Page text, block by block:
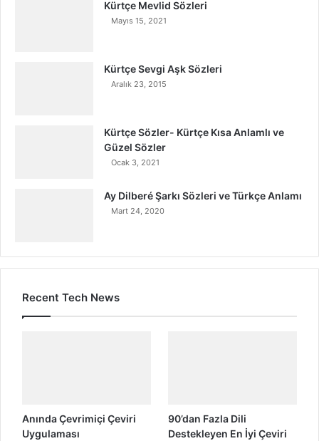
Kürtçe Mevlid Sözleri
Mayıs 15, 2021
Kürtçe Sevgi Aşk Sözleri
Aralık 23, 2015
Kürtçe Sözler- Kürtçe Kısa Anlamlı ve
Güzel Sözler
Ocak 3, 2021
Ay Dilberé Şarkı Sözleri ve Türkçe Anlamı
Mart 24, 2020
Recent Tech News
Anında Çevrimiçi Çeviri
Uygulaması
90’dan Fazla Dili
Destekleyen En İyi Çeviri